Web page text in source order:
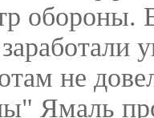
обороны.
не
Ямаль